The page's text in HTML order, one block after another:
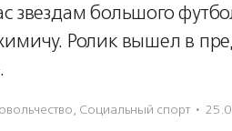
звездам большого
Ролик вышел в
, Социальный спорт ·